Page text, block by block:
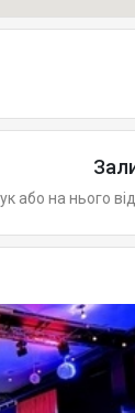
або на нього